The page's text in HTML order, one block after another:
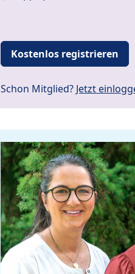
Kostenlos registrieren
Schon Mitglied? Jetzt